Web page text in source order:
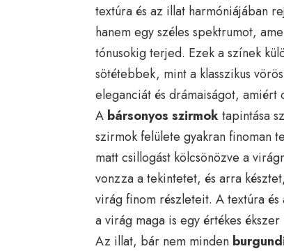
textúra és az illat harmóniájában
hanem egy széles spektrumot,
tónusokig terjed. Ezek a színek
sötétebbek, mint a klasszikus
eleganciát és drámaiságot, amiért
A bársonyos szirmoktapintása
szirmok felülete gyakran finoman
matt csillogást kölcsönözve a
vonzza a tekintetet, és arra
virág finom részleteit. A textúra
a virág maga is egy értékes
Az illat, bár nem minden